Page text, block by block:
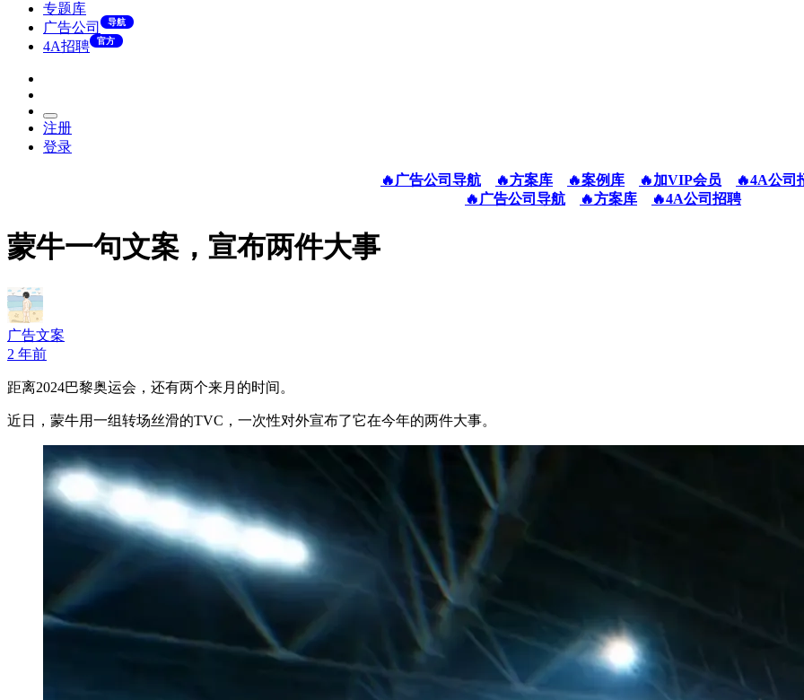
专题库
广告公司
导航
4A招聘 官方
注册
登录
🔥广告公司导航 🔥方案库 🔥案例库 🔥加VIP会员
🔥4A公司
🔥广告公司导航
🔥方案库 🔥4A公司招聘
蒙牛一句文案，宣布两件大事
广告文案
2 年前
距离2024巴黎奥运会，还有两个来月的时间。
近日，蒙牛用一组转场丝滑的TVC，一次性对外宣布了它在今年的两件大事。